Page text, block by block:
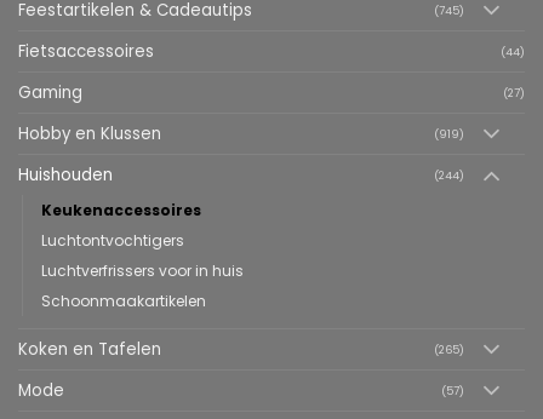
Feestartikelen & Cadeautips (745)
Fietsaccessoires (44)
Gaming (27)
Hobby en Klussen (919)
Huishouden (244)
Keukenaccessoires
Luchtontvochtigers
Luchtverfrissers voor in huis
Schoonmaakartikelen
Koken en Tafelen (265)
Mode (57)